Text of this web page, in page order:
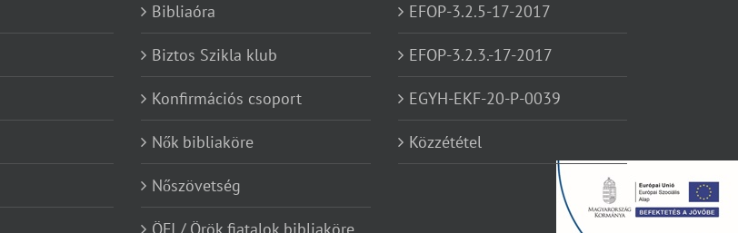
Bibliaóra
Biztos Szikla klub
Konfirmációs csoport
Nők bibliaköre
Nőszövetség
EFOP-3.2.5-17-2017
EFOP-3.2.3.-17-2017
EGYH-EKF-20-P-0039
Közzététel